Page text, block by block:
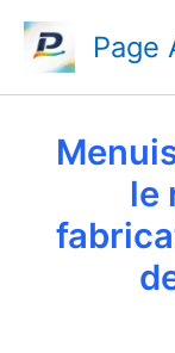
contenu
Page
le